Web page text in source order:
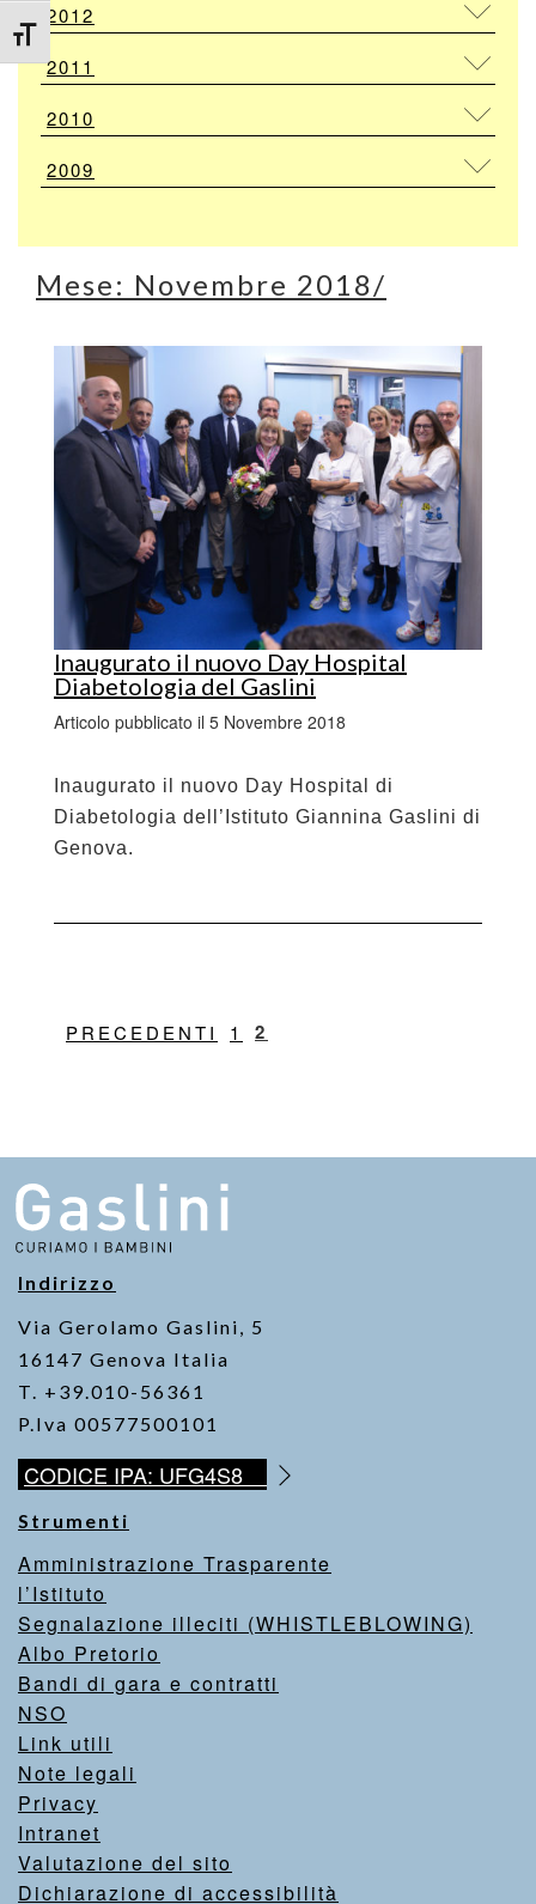
Attiva/disattiva dimensione testo
2012
2011
2010
2009
Mese: Novembre 2018/
Inaugurato il nuovo Day Hospital
Diabetologia del Gaslini
Articolo pubblicato il 5 Novembre 2018
Inaugurato il nuovo Day Hospital di
Diabetologia dell’Istituto Giannina Gaslini di
Genova.
PRECEDENTI 1 2
Indirizzo
Via Gerolamo Gaslini, 5
16147 Genova Italia
T. +39.010-56361
P.Iva 00577500101
CODICE IPA: UFG4S8
Strumenti
Amministrazione Trasparente
l’Istituto
Segnalazione illeciti (WHISTLEBLOWING)
Albo Pretorio
Bandi di gara e contratti
NSO
Link utili
Note legali
Privacy
Intranet
Valutazione del sito
Dichiarazione di accessibilità